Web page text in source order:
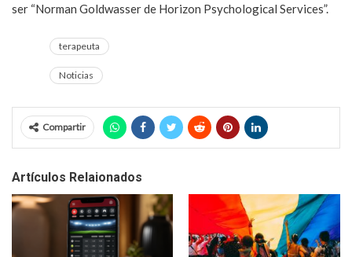
ser “Norman Goldwasser de Horizon Psychological Services”.
terapeuta
Noticias
Compartir
Artículos Relaionados